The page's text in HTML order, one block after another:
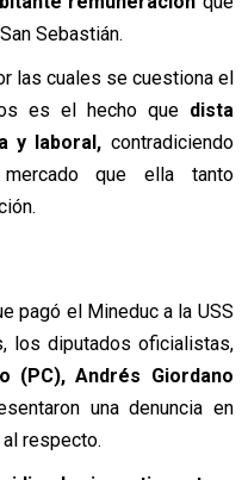
Sebastián.
las cuales se cuestiona el
es el hecho que dista
y laboral, contradiciendo
que ella tanto
pagó el Mineduc a la USS
los diputados oficialistas,
(PC), Andrés Giordano
una denuncia en
respecto.